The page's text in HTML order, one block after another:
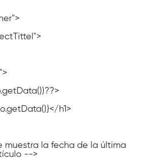
h1>
muestra la fecha de la última
-->